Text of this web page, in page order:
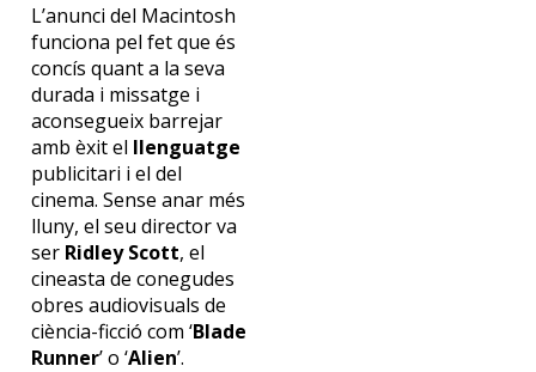
L’anunci del Macintosh
funciona pel fet que és
concís quant a la seva
durada i missatge i
aconsegueix barrejar
amb èxit el llenguatge
publicitari i el del
cinema. Sense anar més
lluny, el seu director va
ser Ridley Scott, el
cineasta de conegudes
obres audiovisuals de
ciència-ficció com ‘Blade
Runner’ o ‘Alien’.